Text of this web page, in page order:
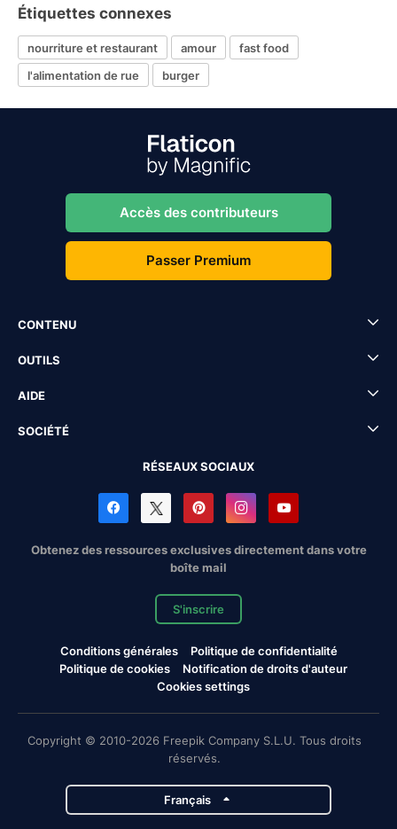
Étiquettes connexes
nourriture et restaurant amour
fast food
l'alimentation de rue
burger
Accès des contributeurs
Passer Premium
CONTENU
OUTILS
AIDE
SOCIÉTÉ
RÉSEAUX SOCIAUX
Obtenez des ressources exclusives directement dans votre
boîte mail
S'inscrire
Conditions générales
Politique de confidentialité
Politique de cookies
Notification de droits d'auteur
Cookies settings
Copyright © 2010-2026 Freepik Company S.L.U. Tous droits
réservés.
Français